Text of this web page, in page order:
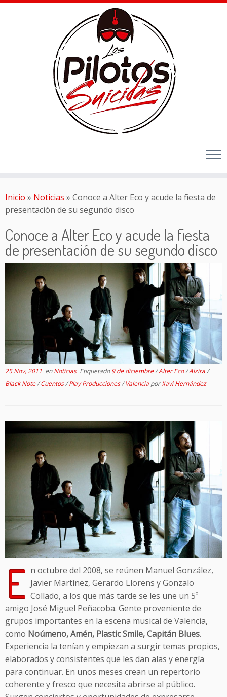
Inicio » Noticias » Conoce a Alter Eco y acude la fiesta de
presentación de su segundo disco
Conoce a Alter Eco y acude la fiesta
de presentación de su segundo disco
25 Nov, 2011 enNoticias Etiquetado9 de diciembre/Alter Eco/Alzira/
Black Note/Cuentos/Play Producciones/Valencia porXavi Hernández
E n octubre del 2008, se reúnen Manuel González,
Javier Martínez, Gerardo Llorens y Gonzalo
Collado, a los que más tarde se les une un 5º
amigo José Miguel Peñacoba. Gente proveniente de
grupos importantes en la escena musical de Valencia,
como Noúmeno, Amén, Plastic Smile, Capitán Blues.
Experiencia la tenían y empiezan a surgir temas propios,
elaborados y consistentes que les dan alas y energía
para continuar. En unos meses crean un repertorio
coherente y fresco que necesita abrirse al público.